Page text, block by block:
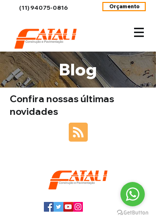
(11) 94075-0816 Orçamento
Blog
Confira nossas últimas
novidades